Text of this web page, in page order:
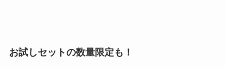
お試しセットの数量限定も！